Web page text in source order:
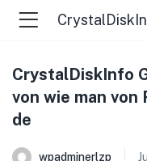
CrystalDiskInfo
von wie man von
de
wpadminerlzp